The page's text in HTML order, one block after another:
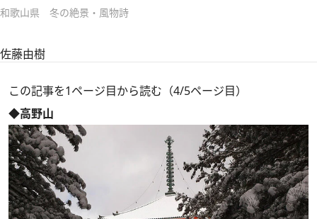
和歌山県 冬の絶景・風物詩
佐藤由樹
この記事を1ページ目から読む（4/5ページ目）
◆高野山